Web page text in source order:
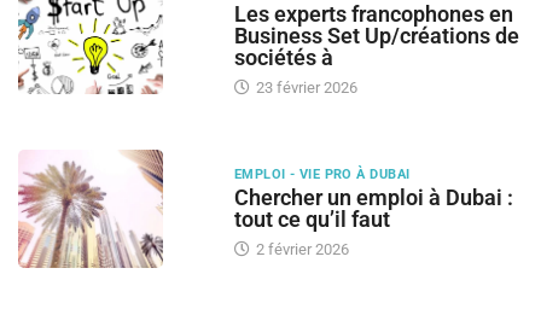
Les experts francophones en
Business Set Up/créations de
sociétés à
23 février 2026
EMPLOI - VIE PRO À DUBAI
Chercher un emploi à Dubai :
tout ce qu’il faut
2 février 2026